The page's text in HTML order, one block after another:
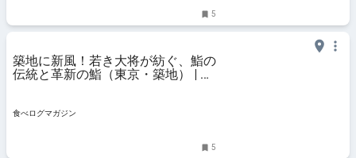
5
築地に新風！若き大将が紡ぐ、鮨の
伝統と革新の鮨（東京・築地） | 食
食べログマガジン
5